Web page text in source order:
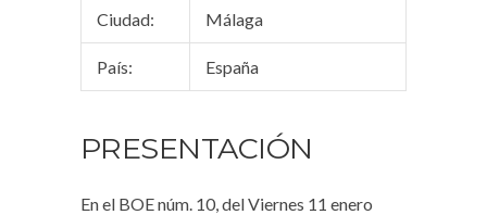
Ciudad: Málaga
País: España
PRESENTACIÓN
En el BOE núm. 10, del Viernes 11 enero